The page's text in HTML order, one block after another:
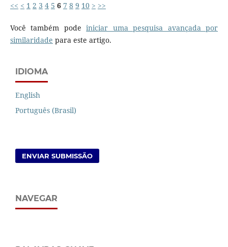
<< < 1 2 3 4 5 6 7 8 9 10 > >>
Você também podeiniciar uma pesquisa avançada por
similaridade para este artigo.
IDIOMA
English
Português (Brasil)
ENVIAR SUBMISSÃO
NAVEGAR